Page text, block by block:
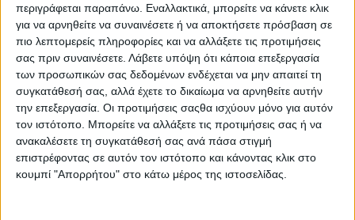
περιγράφεται παραπάνω. Εναλλακτικά, μπορείτε να κάνετε κλικ
για να αρνηθείτε να συναινέσετε ή να αποκτήσετε πρόσβαση σε
πιο λεπτομερείς πληροφορίες και να αλλάξετε τις προτιμήσεις
σας πριν συναινέσετε. Λάβετε υπόψη ότι κάποια επεξεργασία
των προσωπικών σας δεδομένων ενδέχεται να μην απαιτεί τη
συγκατάθεσή σας, αλλά έχετε το δικαίωμα να αρνηθείτε αυτήν
την επεξεργασία. Οι προτιμήσεις σαςθα ισχύουν μόνο για αυτόν
τον ιστότοπο. Μπορείτε να αλλάξετε τις προτιμήσεις σας ή να
ανακαλέσετε τη συγκατάθεσή σας ανά πάσα στιγμή
επιστρέφοντας σε αυτόν τον ιστότοπο και κάνοντας κλικ στο
κουμπί "Απορρήτου" στο κάτω μέρος της ιστοσελίδας.
Food insider 17.01.24 - 10:37
Αύξηση 21% στις εξαγωγές φρούτων
και λαχανικών σημείωσε η Ελλάδα το
2023
Διεθνή 22.12.23 - 09:35
Καθυστερήσεις εξαγωγών φρούτων
και λαχανικών λόγω των επιθέσεων
στην Ερυθρά Θάλασσα